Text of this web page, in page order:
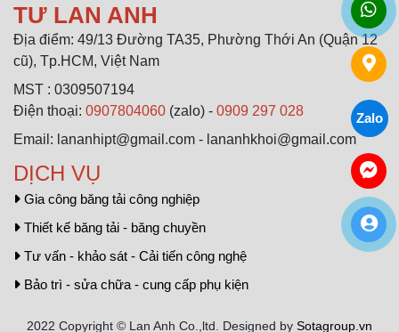
TƯ LAN ANH
Địa điểm: 49/13 Đường TA35, Phường Thới An (Quận 12
cũ), Tp.HCM, Việt Nam
MST : 0309507194
Điện thoại: 0907804060 (zalo) - 0909 297 028
Email: lananhipt@gmail.com - lananhkhoi@gmail.com
DỊCH VỤ
Gia công băng tải công nghiệp
Thiết kế băng tải - băng chuyền
Tư vấn - khảo sát - Cải tiến công nghệ
Bảo trì - sửa chữa - cung cấp phụ kiện
2022 Copyright © Lan Anh Co.,ltd. Designed by Sotagroup.vn
Zalo